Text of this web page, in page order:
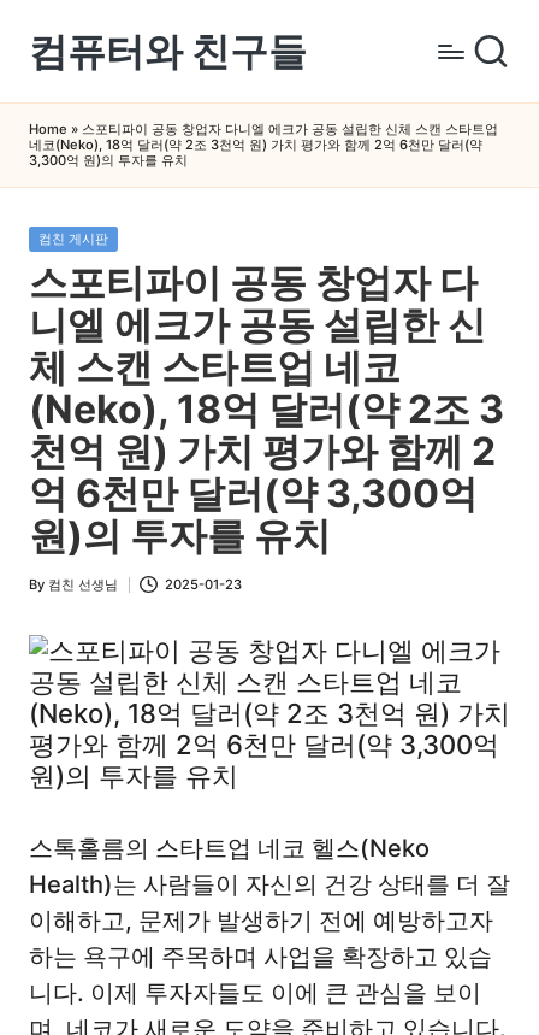
Skip
content
컴퓨터와 친구들
퓨
터
와
마
트
폰
을
쉽
게
배
우
는
곳
Home » 스포티파이 공동 창업자 다니엘 에크가 공동 설립한 신체 스캔 스타트업
네코(Neko), 18억 달러(약 2조 3천억 원) 가치 평가와 함께 2억 6천만 달러(약
3,300억 원)의 투자를 유치
Posted
in
컴친 게시판
스포티파이 공동 창업자 다
니엘 에크가 공동 설립한 신
체 스캔 스타트업 네코
(Neko), 18억 달러(약 2조 3
천억 원) 가치 평가와 함께 2
억 6천만 달러(약 3,300억
원)의 투자를 유치
Posted
By 컴친 선생님 2025-01-23
스톡홀름의 스타트업 네코 헬스(Neko
Health)는 사람들이 자신의 건강 상태를 더 잘
이해하고, 문제가 발생하기 전에 예방하고자
하는 욕구에 주목하며 사업을 확장하고 있습
니다. 이제 투자자들도 이에 큰 관심을 보이
며, 네코가 새로운 도약을 준비하고 있습니다.